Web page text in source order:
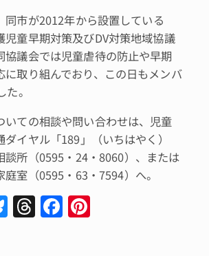
市が2012年から設置している
児童早期対策及びDV対策地域協議
協議会では児童虐待の防止や早期
に取り組んでおり、この日もメンバ
。
ての相談や問い合わせは、児童
イヤル「189」（いちはやく）
談所（0595・24・8060）、または
室（0595・63・7594）へ。
Bl T F